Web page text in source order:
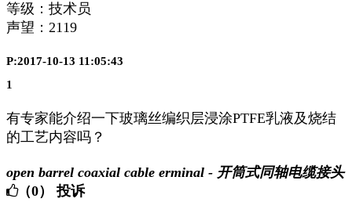
等级：技术员
声望： 2119
P:2017-10-13 11:05:43
1
有专家能介绍一下玻璃丝编织层浸涂PTFE乳液及烧结
的工艺内容吗？
open barrel coaxial cable erminal - 开筒式同轴电缆接头
（0）
投诉